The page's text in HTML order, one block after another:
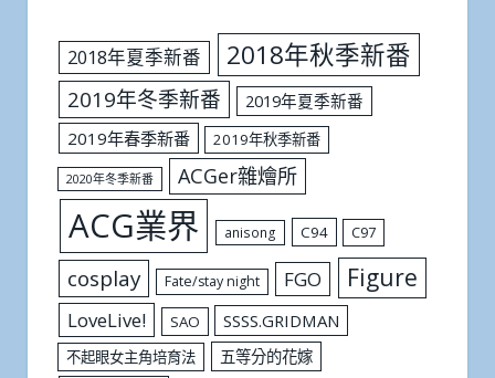
2018年夏季新番 2018年秋季新番
2019年冬季新番
2019年夏季新番
2019年春季新番
2019年秋季新番
2020年冬季新番 ACGer雜燴所
ACG業界 anisong C94 C97
cosplay Fate/stay night FGO Figure
LoveLive! SAO SSSS.GRIDMAN
不起眼女主角培育法 五等分的花嫁